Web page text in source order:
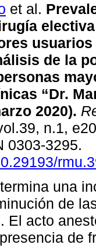
et al.
de la
“Dr.
2020).
n.1,
0303-3295.
una
de
El acto
de